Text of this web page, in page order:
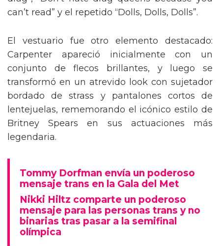
drag”, “Don’t hate drag queens because you
can’t read” y el repetido “Dolls, Dolls, Dolls”.
El vestuario fue otro elemento destacado:
Carpenter apareció inicialmente con un
conjunto de flecos brillantes, y luego se
transformó en un atrevido look con sujetador
bordado de strass y pantalones cortos de
lentejuelas, rememorando el icónico estilo de
Britney Spears en sus actuaciones más
legendaria.
Tommy Dorfman envía un poderoso
mensaje trans en la Gala del Met
Nikki Hiltz comparte un poderoso
mensaje para las personas trans y no
binarias tras pasar a la semifinal
olímpica